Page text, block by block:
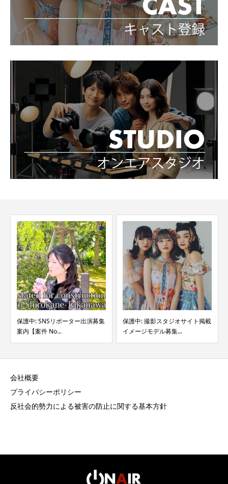
保護中: SNSリポーター出演募集
案内【案件 No...
保護中: 撮影スタジオサイト掲載
イメージモデル募集...
会社概要
プライバシーポリシー
反社会的勢力による被害の防止に関する基本方針